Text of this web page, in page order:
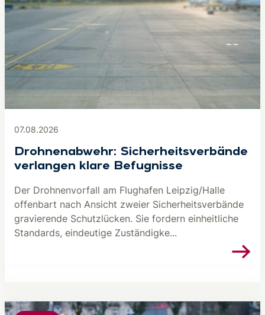
07.08.2026
Drohnenabwehr: Sicherheitsverbände
verlangen klare Befugnisse
Der Drohnenvorfall am Flughafen Leipzig/Halle
offenbart nach Ansicht zweier Sicherheitsverbände
gravierende Schutzlücken. Sie fordern einheitliche
Standards, eindeutige Zuständigke...